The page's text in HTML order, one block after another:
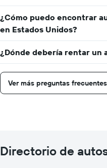
¿Cómo puedo encontrar
en Estados Unidos?
¿Dónde debería rentar un
Ver más preguntas frecuentes
Directorio de